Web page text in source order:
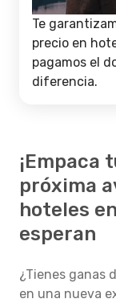
Te
precio en
pagamos el
diferencia.
¡Empaca
próxima
hoteles
esperan
¿Tienes ganas
en una nueva